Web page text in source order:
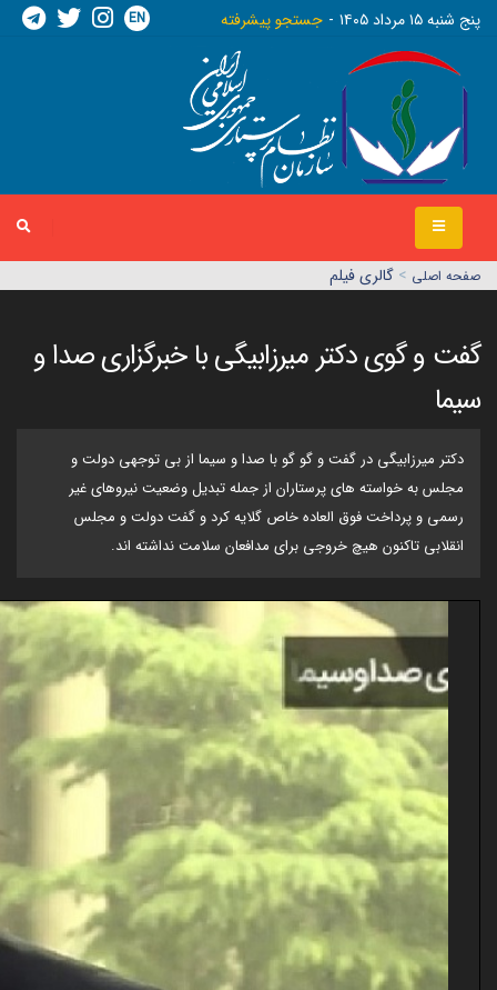
پنج شنبه ١٥ مرداد ١٤٠٥ جستجو پیشرفته EN
صفحه اصلي > گالری فیلم
گفت و گوی دکتر میرزابیگی با خبرگزاری صدا و
سیما
دکتر میرزابیگی در گفت و گو گو با صدا و سیما از بی توجهی دولت و
مجلس به خواسته های پرستاران از جمله تبدیل وضعیت نیروهای غیر
رسمی و پرداخت فوق العاده خاص گلایه کرد و گفت دولت و مجلس
انقلابی تاکنون هیچ خروجی برای مدافعان سلامت نداشته اند.